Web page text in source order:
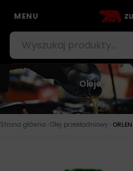
MENU
Oleje
Strona główna › Olej przekładniowy ›